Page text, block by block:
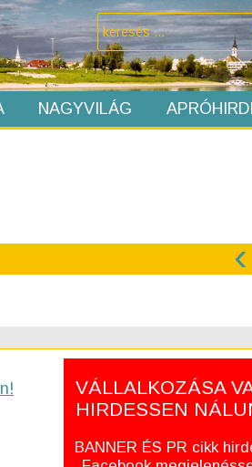
NAGYVILÁG
‹
VÁLLALKOZÁSA
HIRDESSEN
BANNER ÉS PR cikk